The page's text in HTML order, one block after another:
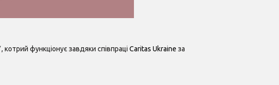
, котрий функціонує завдяки співпраці Caritas Ukraine за